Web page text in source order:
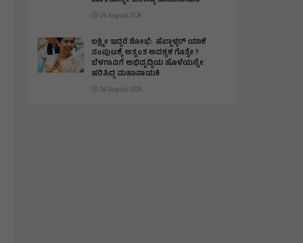
06 August 2026
ಲಕ್ಷ್ಮೀ ಇದ್ದರೆ ಶೋಭೆ: ಹೆಬ್ಬಾಳ್ಕರ್ ಯಾಕೆ
ಸಂಪುಟಕ್ಕೆ ಅತ್ಯಂತ ಅವಶ್ಯಕ ಗೊತ್ತೇ ?
ಬೆಳಗಾವಿಗೆ ಅಭಿವೃದ್ಧಿಯ ಹೊಳೆಯನ್ನೇ
ಹರಿಸಿದ್ದ ಮಹಾನಾಯಕಿ
06 August 2026